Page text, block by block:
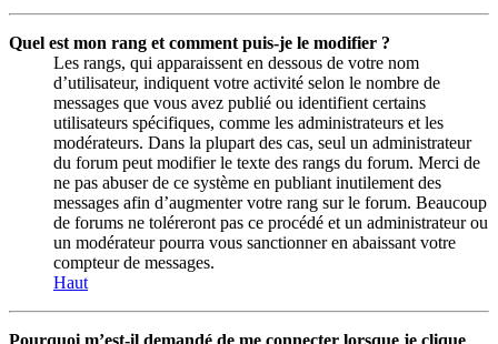
Quel est mon rang et comment puis-je le modifier ?
Les rangs, qui apparaissent en dessous de votre nom
d’utilisateur, indiquent votre activité selon le nombre de
messages que vous avez publié ou identifient certains
utilisateurs spécifiques, comme les administrateurs et les
modérateurs. Dans la plupart des cas, seul un administrateur
du forum peut modifier le texte des rangs du forum. Merci de
ne pas abuser de ce système en publiant inutilement des
messages afin d’augmenter votre rang sur le forum. Beaucoup
de forums ne toléreront pas ce procédé et un administrateur ou
un modérateur pourra vous sanctionner en abaissant votre
compteur de messages.
Haut
Pourquoi m’est-il demandé de me connecter lorsque je clique